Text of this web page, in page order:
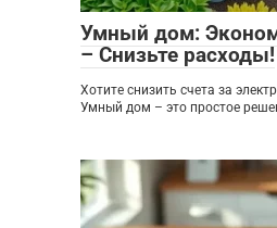
Умный дом:
– Снизьте расходы!
Хотите снизить счета за
Умный дом – это простое